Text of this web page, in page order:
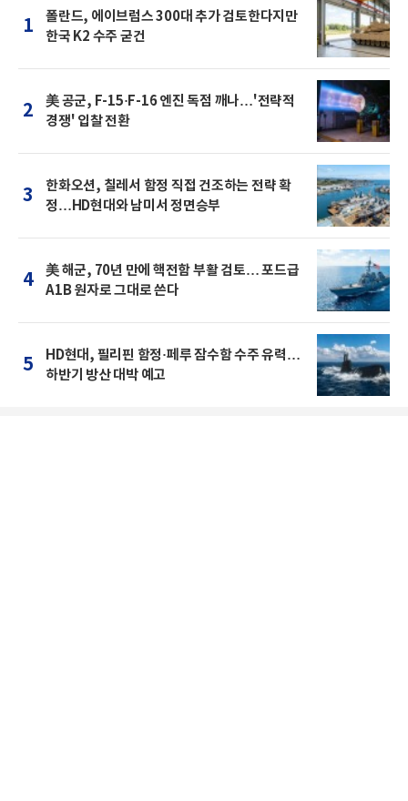
1
폴란드, 에이브럼스 300대 추가 검토한다지만
한국 K2 수주 굳건
2
美 공군, F-15·F-16 엔진 독점 깨나…'전략적
경쟁' 입찰 전환
3
한화오션, 칠레서 함정 직접 건조하는 전략 확
정…HD현대와 남미서 정면승부
4
美 해군, 70년 만에 핵전함 부활 검토… 포드급
A1B 원자로 그대로 쓴다
5
HD현대, 필리핀 함정·페루 잠수함 수주 유력…
하반기 방산 대박 예고